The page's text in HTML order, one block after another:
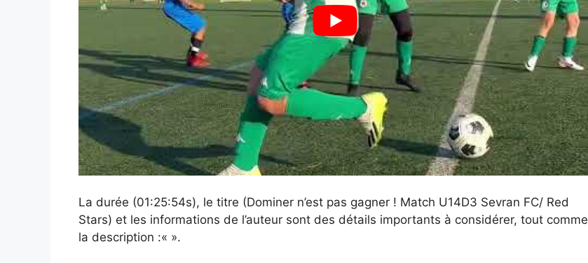
La durée (01:25:54s), le titre (Dominer n’est pas gagner ! Match U14D3 Sevran FC/ Red
Stars) et les informations de l’auteur sont des détails importants à considérer, tout comme
la description :« ».